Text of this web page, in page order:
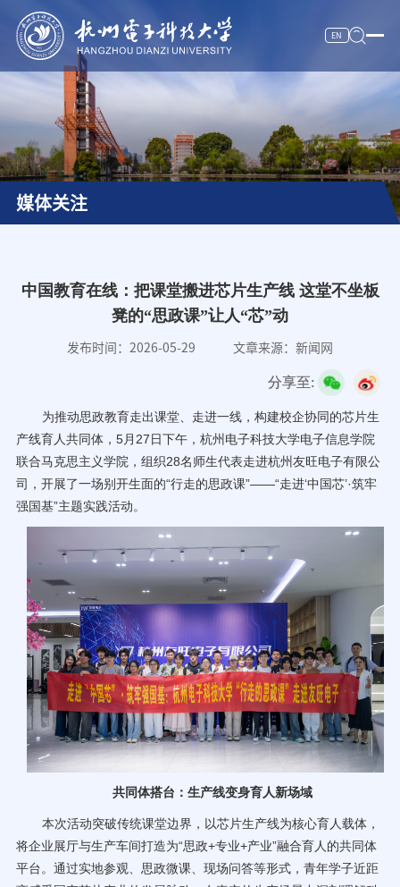
EN
校情纵览
杭电新闻
人才培养
科学研究
招生就业
媒体关注
中国教育在线：把课堂搬进芯片生产线 这堂不坐板
凳的“思政课”让人“芯”动
发布时间：2026-05-29 文章来源：新闻网
分享至:
为推动思政教育走出课堂、走进一线，构建校企协同的芯片生
产线育人共同体，5月27日下午，杭州电子科技大学电子信息学院
联合马克思主义学院，组织28名师生代表走进杭州友旺电子有限公
司，开展了一场别开生面的“行走的思政课”——“走进‘中国芯’·筑牢
强国基”主题实践活动。
共同体搭台：生产线变身育人新场域
本次活动突破传统课堂边界，以芯片生产线为核心育人载体，
将企业展厅与生产车间打造为“思政+专业+产业”融合育人的共同体
平台。通过实地参观、思政微课、现场问答等形式，青年学子近距